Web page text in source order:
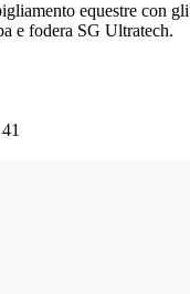
equestre con gli
e fodera SG Ultratech.
41